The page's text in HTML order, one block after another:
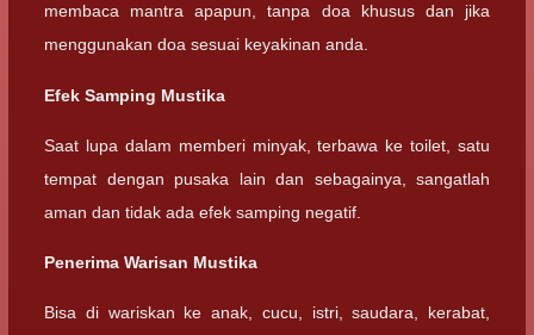
membaca mantra apapun, tanpa doa khusus dan jika
menggunakan doa sesuai keyakinan anda.
Efek Samping Mustika
Saat lupa dalam memberi minyak, terbawa ke toilet, satu
tempat dengan pusaka lain dan sebagainya, sangatlah
aman dan tidak ada efek samping negatif.
Penerima Warisan Mustika
Bisa di wariskan ke anak, cucu, istri, saudara, kerabat,